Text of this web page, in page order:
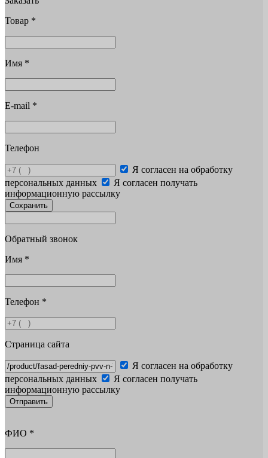
Товар *
Имя *
E-mail *
Телефон
Я согласен на обработку
персональных данных
Я согласен получать
информационную рассылку
Сохранить
Обратный звонок
Имя *
Телефон *
Страница сайта
Я согласен на обработку
персональных данных
Я согласен получать
информационную рассылку
Отправить
ФИО *